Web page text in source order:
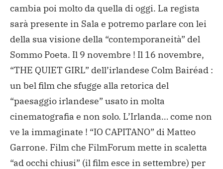
cambia poi molto da quella di oggi. La regista
sarà presente in Sala e potremo parlare con lei
della sua visione della “contemporaneità” del
Sommo Poeta. Il 9 novembre ! Il 16 novembre,
“THE QUIET GIRL” dell’irlandese Colm Bairéad :
un bel film che sfugge alla retorica del
“paesaggio irlandese” usato in molta
cinematografia e non solo. L’Irlanda… come non
ve la immaginate ! “IO CAPITANO” di Matteo
Garrone. Film che FilmForum mette in scaletta
“ad occhi chiusi” (il film esce in settembre) per